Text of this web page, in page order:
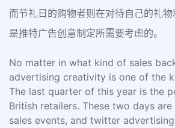
而节礼日的购物者则在对待自己的礼
是推特广告创意制定所需要考虑的。
No matter in what kind of sales
advertising creativity is one of the
The last quarter of this year is the
British retailers. These two days
sales events, and twitter